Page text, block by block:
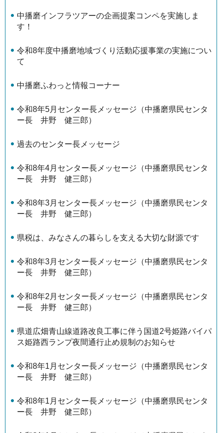
中播磨インフラツアーの企画提案コンペを実施しま
す！
令和8年度中播磨地域づくり活動応援事業の実施につい
て
中播磨ふわっと情報コーナー
令和8年5月センター長メッセージ（中播磨県民センタ
ー長 井野 健三郎）
過去のセンター長メッセージ
令和8年4月センター長メッセージ（中播磨県民センタ
ー長 井野 健三郎）
令和8年3月センター長メッセージ（中播磨県民センタ
ー長 井野 健三郎）
県税は、みなさんの暮らしを支える大切な財源です
令和8年3月センター長メッセージ（中播磨県民センタ
ー長 井野 健三郎）
令和8年2月センター長メッセージ（中播磨県民センタ
ー長 井野 健三郎）
県道広畑青山線道路改良工事に伴う国道2号姫路バイパ
ス姫路西ランプ夜間通行止め規制のお知らせ
令和8年1月センター長メッセージ（中播磨県民センタ
ー長 井野 健三郎）
令和8年1月センター長メッセージ（中播磨県民センタ
ー長 井野 健三郎）